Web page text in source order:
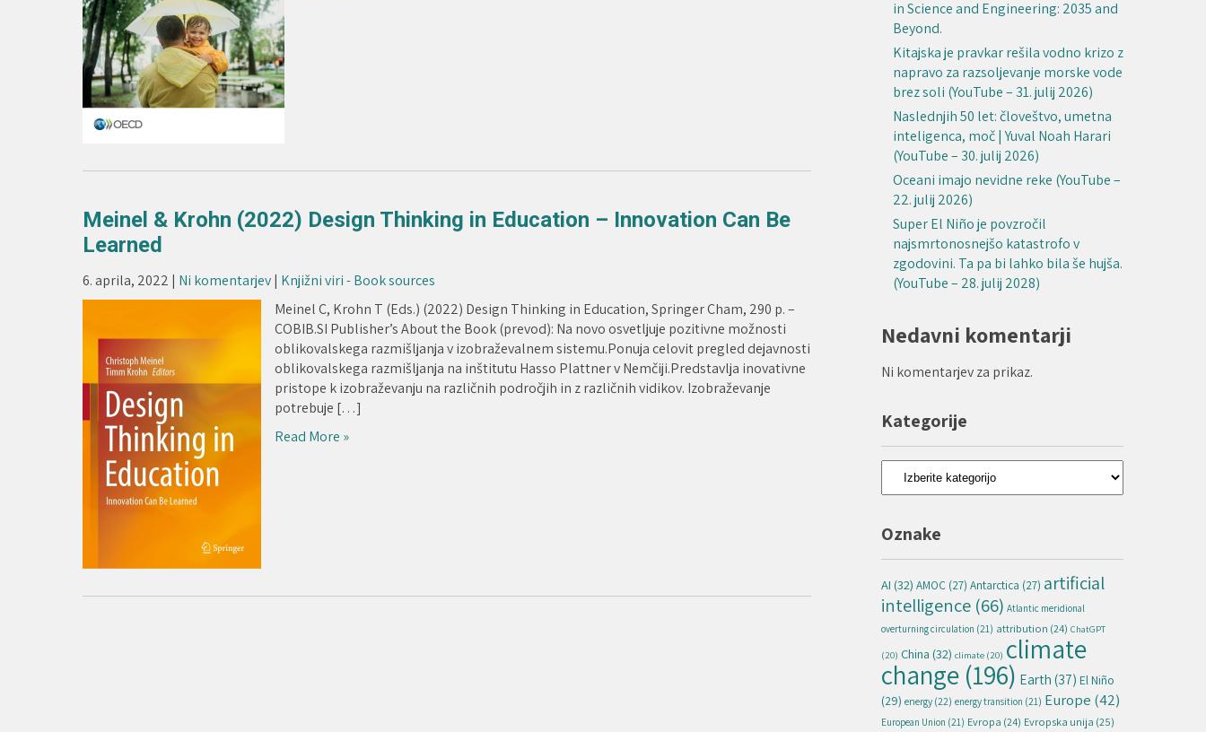
Meinel & Krohn (2022) Design Thinking in Education – Innovation Can Be
Learned
6. aprila, 2022 | Ni komentarjev| Knjižni viri - Book sources
Meinel C, Krohn T (Eds.) (2022) Design Thinking in Education, Springer Cham, 290 p. –
COBIB.SI Publisher’s About the Book (prevod): Na novo osvetljuje pozitivne možnosti
oblikovalskega razmišljanja v izobraževalnem sistemu.Ponuja celovit pregled dejavnosti
oblikovalskega razmišljanja na inštitutu Hasso Plattner v Nemčiji.Predstavlja inovativne
pristope k izobraževanju na različnih področjih in z različnih vidikov. Izobraževanje
potrebuje […]
Read More »
in Science and Engineering: 2035 and
Beyond.
Kitajska je pravkar rešila vodno krizo z
napravo za razsoljevanje morske vode
brez soli (YouTube – 31. julij 2026)
Naslednjih 50 let: človeštvo, umetna
inteligenca, moč | Yuval Noah Harari
(YouTube – 30. julij 2026)
Oceani imajo nevidne reke (YouTube –
22. julij 2026)
Super El Niño je povzročil
najsmrtonosnejšo katastrofo v
zgodovini. Ta pa bi lahko bila še hujša.
(YouTube – 28. julij 2028)
Nedavni komentarji
Ni komentarjev za prikaz.
Kategorije
Kategorije
Oznake
AI (32) AMOC (27) Antarctica (27) artificial
intelligence (66) Atlantic meridional
overturning circulation (21) attribution (24) ChatGPT
(20) China (32) climate (20) climate
change (196) Earth (37) El Niño
(29) energy (22) energy transition (21) Europe (42)
European Union (21) Evropa (24) Evropska unija (25)